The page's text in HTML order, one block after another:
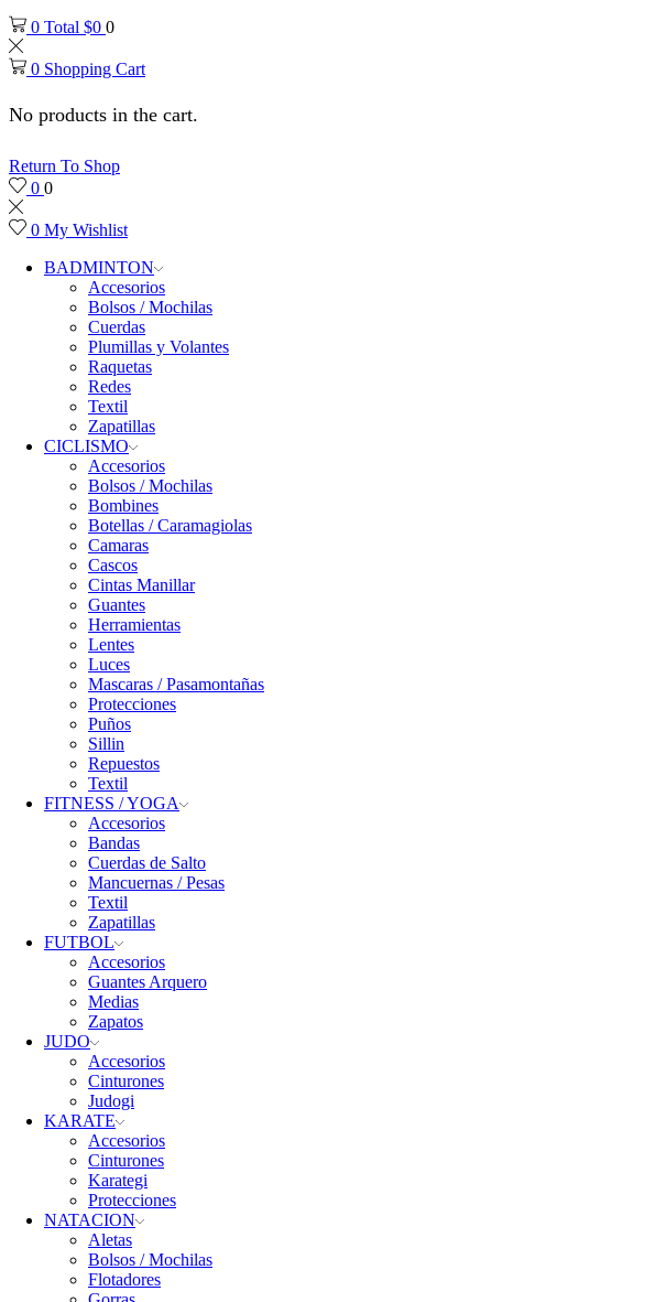
0 Total $0 0
0 Shopping Cart
No products in the cart.
Return To Shop
0 0
0 My Wishlist
BADMINTON
Accesorios
Bolsos / Mochilas
Cuerdas
Plumillas y Volantes
Raquetas
Redes
Textil
Zapatillas
CICLISMO
Accesorios
Bolsos / Mochilas
Bombines
Botellas / Caramagiolas
Camaras
Cascos
Cintas Manillar
Guantes
Herramientas
Lentes
Luces
Mascaras / Pasamontañas
Protecciones
Puños
Sillin
Repuestos
Textil
FITNESS / YOGA
Accesorios
Bandas
Cuerdas de Salto
Mancuernas / Pesas
Textil
Zapatillas
FUTBOL
Accesorios
Guantes Arquero
Medias
Zapatos
JUDO
Accesorios
Cinturones
Judogi
KARATE
Accesorios
Cinturones
Karategi
Protecciones
NATACION
Aletas
Bolsos / Mochilas
Flotadores